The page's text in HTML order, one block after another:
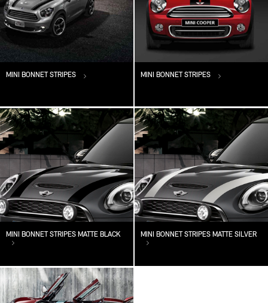
MINI BONNET STRIPES MINI BONNET STRIPES
MINI BONNET STRIPES MATTE BLACK MINI BONNET STRIPES MATTE SILVER